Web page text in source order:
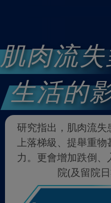
肌肉流
生活的
研究指出，肌肉流失
上落梯級、提舉重物
力。更會增加跌倒
院(及留院